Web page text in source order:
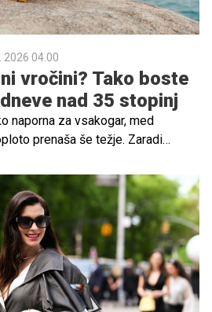
2026 04.00
vročini? Tako boste
nad 35 stopinj
naporna za vsakogar, med
prenaša še težje. Zaradi
telo vlaga v razvoj otroka, se
in dehidrirajo.